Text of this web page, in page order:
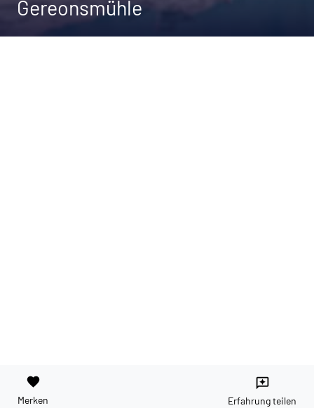
Gereonsmühle
favorite
Merken
reviews
Erfahrung teilen